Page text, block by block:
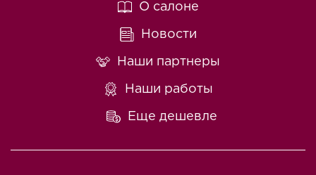
О салоне
Новости
Наши партнеры
Наши работы
Еще дешевле